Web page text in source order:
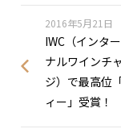
2016年5月21日
IWC（インタ
ナルワインチ
ジ）で最高位
ィー」受賞！